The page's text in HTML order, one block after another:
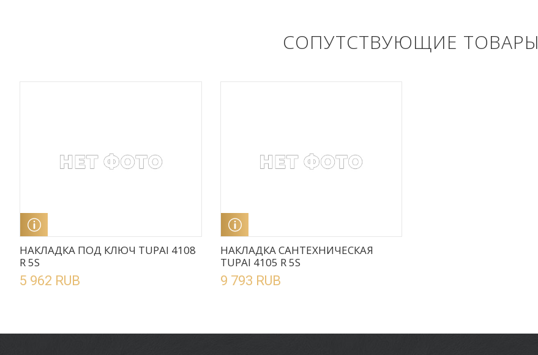
СОПУТСТВУЮЩИЕ ТОВАРЫ
НАКЛАДКА ПОД КЛЮЧ TUPAI 4108
R 5S
5 962 RUB
НАКЛАДКА САНТЕХНИЧЕСКАЯ
TUPAI 4105 R 5S
9 793 RUB